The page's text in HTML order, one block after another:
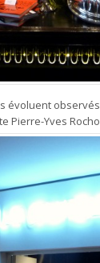
évoluent
Pierre-Yves